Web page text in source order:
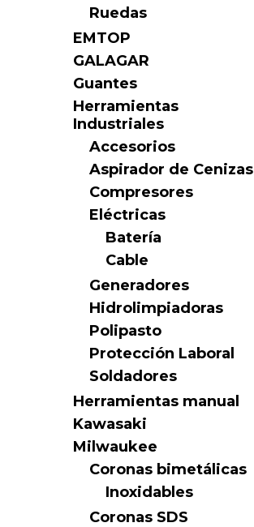
Ruedas
EMTOP
GALAGAR
Guantes
Herramientas
Industriales
Accesorios
Aspirador de Cenizas
Compresores
Eléctricas
Batería
Cable
Generadores
Hidrolimpiadoras
Polipasto
Protección Laboral
Soldadores
Herramientas manual
Kawasaki
Milwaukee
Coronas bimetálicas
Inoxidables
Coronas SDS